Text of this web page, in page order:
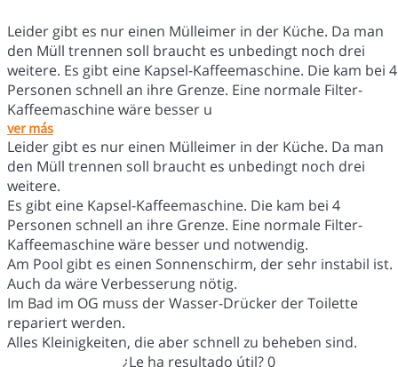
Leider gibt es nur einen Mülleimer in der Küche. Da man
den Müll trennen soll braucht es unbedingt noch drei
weitere. Es gibt eine Kapsel-Kaffeemaschine. Die kam bei 4
Personen schnell an ihre Grenze. Eine normale Filter-
Kaffeemaschine wäre besser u
ver más
Leider gibt es nur einen Mülleimer in der Küche. Da man
den Müll trennen soll braucht es unbedingt noch drei
weitere.
Es gibt eine Kapsel-Kaffeemaschine. Die kam bei 4
Personen schnell an ihre Grenze. Eine normale Filter-
Kaffeemaschine wäre besser und notwendig.
Am Pool gibt es einen Sonnenschirm, der sehr instabil ist.
Auch da wäre Verbesserung nötig.
Im Bad im OG muss der Wasser-Drücker der Toilette
repariert werden.
Alles Kleinigkeiten, die aber schnell zu beheben sind.
¿Le ha resultado útil?0